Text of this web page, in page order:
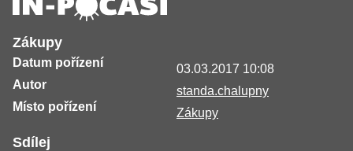
Zákupy
Datum pořízení
03.03.2017 10:08
Autor
standa.chalupny
Místo pořízení
Zákupy
Sdílej